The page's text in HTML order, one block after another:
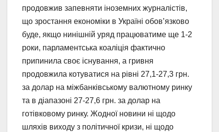
продовжив запевняти іноземних журналістів,
що зростання економіки в Україні обов’язково
буде, якщо нинішній уряд працюватиме ще 1-2
роки, парламентська коаліція фактично
припинила своє існування, а гривня
продовжила котуватися на рівні 27,1-27,3 грн.
за долар на міжбанківському валютному ринку
та в діапазоні 27-27,6 грн. за долар на
готівковому ринку. Жодної новини ні щодо
шляхів виходу з політичної кризи, ні щодо